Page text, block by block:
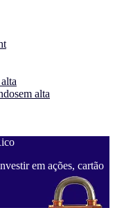
em alta
em ações, cartão